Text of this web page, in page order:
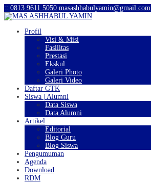
:: 0813 9611 5050 masashhabulyamin@gmail.com
Profil
Visi & Misi
Fasilitas
Prestasi
Ekskul
Galeri Photo
Galeri Video
Daftar GTK
Siswa | Alumni
Data Siswa
Data Alumni
Artikel
Editorial
Blog Guru
Blog Siswa
Pengumuman
Agenda
Download
RDM